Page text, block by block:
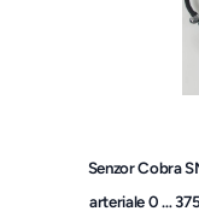
Senzor Cobra
arteriale 0 …